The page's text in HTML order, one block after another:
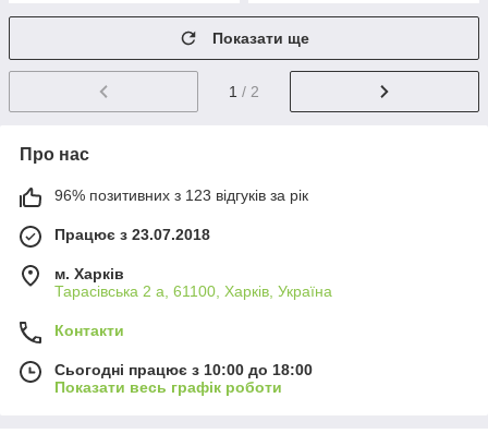
Показати ще
1 / 2
Про нас
96% позитивних з 123 відгуків за рік
Працює з 23.07.2018
м. Харків
Тарасівська 2 а, 61100, Харків, Україна
Контакти
Сьогодні працює з 10:00 до 18:00
Показати весь графік роботи